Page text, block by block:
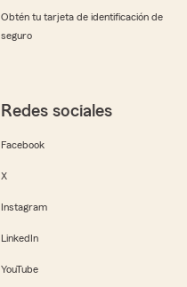
Obtén tu tarjeta de identificación de
seguro
Redes sociales
Facebook
X
Instagram
LinkedIn
YouTube